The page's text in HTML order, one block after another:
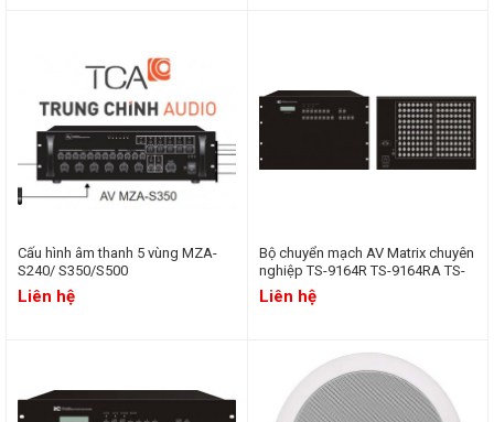
Cấu hình âm thanh 5 vùng MZA-
S240/ S350/S500
Liên hệ
Bộ chuyển mạch AV Matrix chuyên
nghiệp TS-9164R TS-9164RA TS-
9168R TS-9168RA TS-9116R TS-
9116RA
Liên hệ